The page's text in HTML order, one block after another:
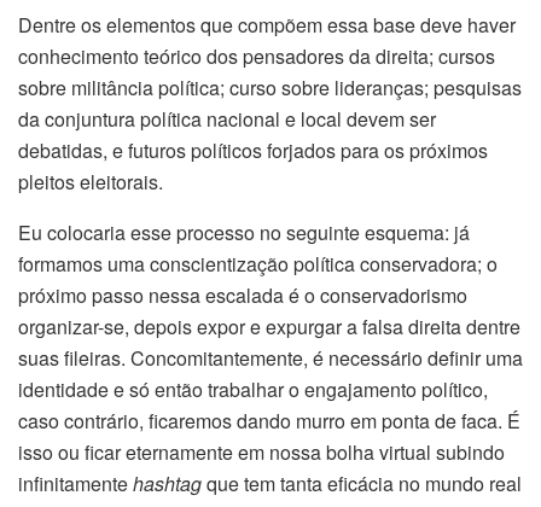
Dentre os elementos que compõem essa base deve haver
conhecimento teórico dos pensadores da direita; cursos
sobre militância política; curso sobre lideranças; pesquisas
da conjuntura política nacional e local devem ser
debatidas, e futuros políticos forjados para os próximos
pleitos eleitorais.
Eu colocaria esse processo no seguinte esquema: já
formamos uma conscientização política conservadora; o
próximo passo nessa escalada é o conservadorismo
organizar-se, depois expor e expurgar a falsa direita dentre
suas fileiras. Concomitantemente, é necessário definir uma
identidade e só então trabalhar o engajamento político,
caso contrário, ficaremos dando murro em ponta de faca. É
isso ou ficar eternamente em nossa bolha virtual subindo
infinitamentehashtagque tem tanta eficácia no mundo real